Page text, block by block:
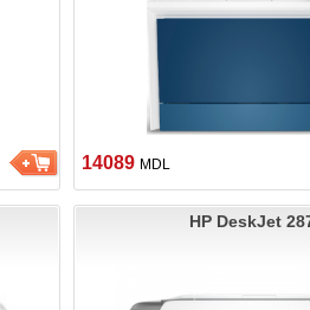
14089 MDL
HP DeskJet